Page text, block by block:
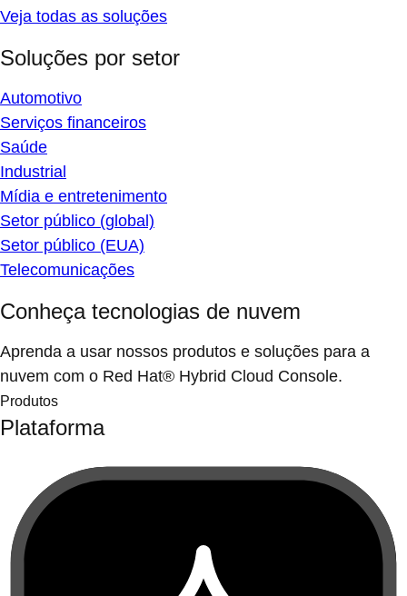
Veja todas as soluções
Soluções por setor
Automotivo
Serviços financeiros
Saúde
Industrial
Mídia e entretenimento
Setor público (global)
Setor público (EUA)
Telecomunicações
Conheça tecnologias de nuvem
Aprenda a usar nossos produtos e soluções para a
nuvem com o Red Hat® Hybrid Cloud Console.
Produtos
Plataforma